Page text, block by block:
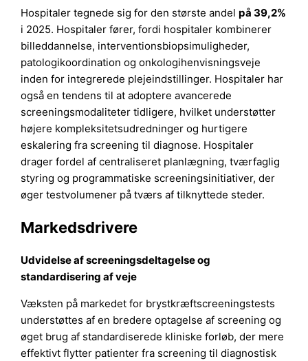
Hospitaler tegnede sig for den største andel på 39,2%
i 2025. Hospitaler fører, fordi hospitaler kombinerer
billeddannelse, interventionsbiopsimuligheder,
patologikoordination og onkologihenvisningsveje
inden for integrerede plejeindstillinger. Hospitaler har
også en tendens til at adoptere avancerede
screeningsmodaliteter tidligere, hvilket understøtter
højere kompleksitetsudredninger og hurtigere
eskalering fra screening til diagnose. Hospitaler
drager fordel af centraliseret planlægning, tværfaglig
styring og programmatiske screeningsinitiativer, der
øger testvolumener på tværs af tilknyttede steder.
Markedsdrivere
Udvidelse af screeningsdeltagelse og
standardisering af veje
Væksten på markedet for brystkræftscreeningstests
understøttes af en bredere optagelse af screening og
øget brug af standardiserede kliniske forløb, der mere
effektivt flytter patienter fra screening til diagnostisk